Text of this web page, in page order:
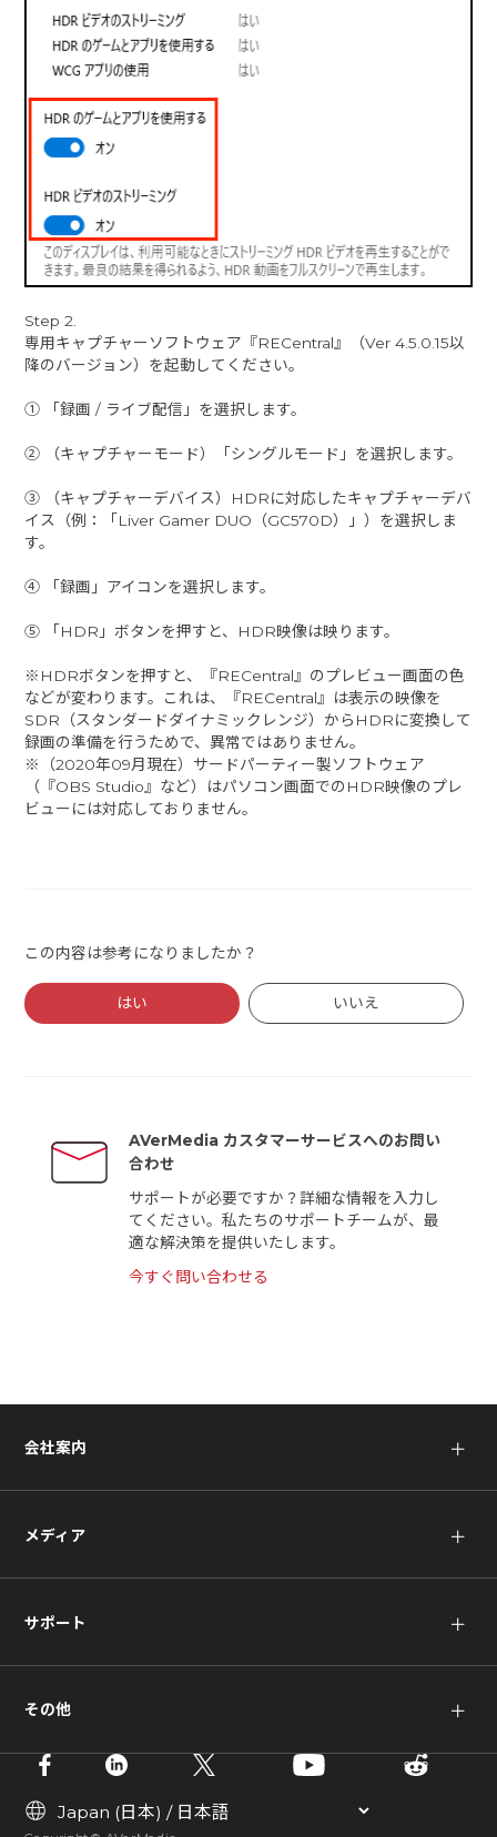
Step 2.
専用キャプチャーソフトウェア『RECentral』（Ver 4.5.0.15以
降のバージョン）を起動してください。
① 「録画 / ライブ配信」を選択します。
② （キャプチャーモード）「シングルモード」を選択します。
③ （キャプチャーデバイス）HDRに対応したキャプチャーデバ
イス（例：「Liver Gamer DUO（GC570D）」）を選択しま
す。
④ 「録画」アイコンを選択します。
⑤ 「HDR」ボタンを押すと、HDR映像は映ります。
※HDRボタンを押すと、『RECentral』のプレビュー画面の色
などが変わります。これは、『RECentral』は表示の映像を
SDR（スタンダードダイナミックレンジ）からHDRに変換して
録画の準備を行うためで、異常ではありません。
※（2020年09月現在）サードパーティー製ソフトウェア
（『OBS Studio』など）はパソコン画面でのHDR映像のプレ
ビューには対応しておりません。
この内容は参考になりましたか？
はい いいえ
AVerMedia カスタマーサービスへのお問い
合わせ
サポートが必要ですか？詳細な情報を入力し
てください。私たちのサポートチームが、最
適な解決策を提供いたします。
今すぐ問い合わせる
会社案内 ＋
メディア ＋
サポート ＋
その他 ＋